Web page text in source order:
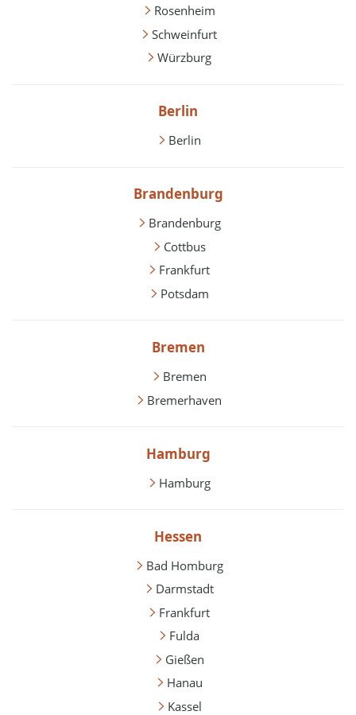
Rosenheim
Schweinfurt
Würzburg
Berlin
Berlin
Brandenburg
Brandenburg
Cottbus
Frankfurt
Potsdam
Bremen
Bremen
Bremerhaven
Hamburg
Hamburg
Hessen
Bad Homburg
Darmstadt
Frankfurt
Fulda
Gießen
Hanau
Kassel